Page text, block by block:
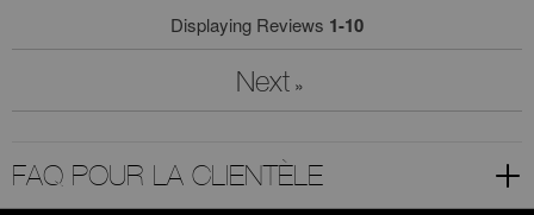
Displaying Reviews 1-10
Next »
FAQ POUR LA CLIENTÈLE